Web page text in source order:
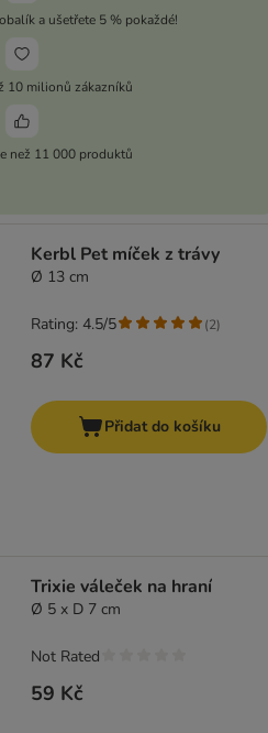
a ušetřete 5 % pokaždé!
10 milionů zákazníků
než 11 000 produktů
Kerbl Pet míček z trávy
Ø 13 cm
87 Kč
Rating: 4.5/5 (2)
Přidat do košíku
Trixie váleček na hraní
Ø 5 x D 7 cm
59 Kč
Not Rated